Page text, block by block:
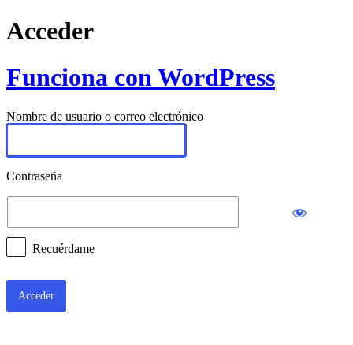
Acceder
Funciona con WordPress
Nombre de usuario o correo electrónico
Contraseña
Recuérdame